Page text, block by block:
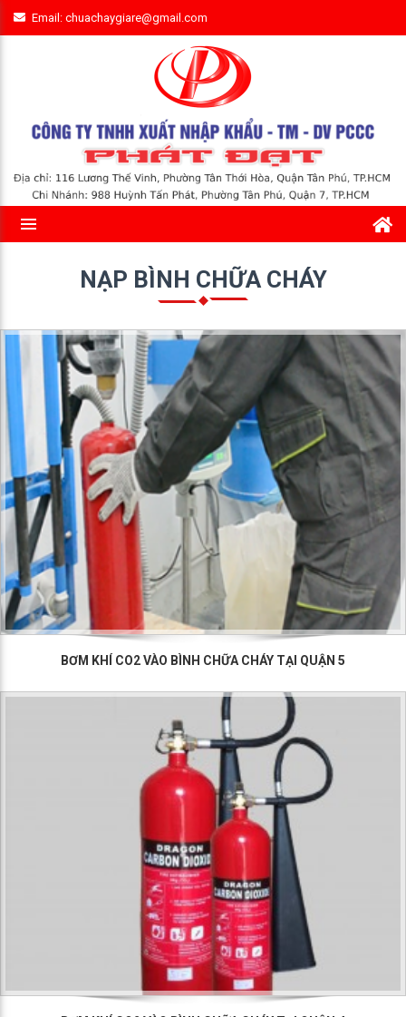
Email: chuachaygiare@gmail.com
NẠP BÌNH CHỮA CHÁY
BƠM KHÍ CO2 VÀO BÌNH CHỮA CHÁY TẠI QUẬN 5